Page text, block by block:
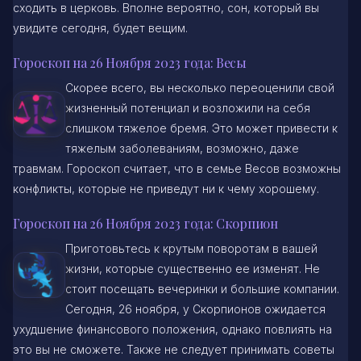
сходить в церковь. Вполне вероятно, сон, который вы
увидите сегодня, будет вещим.
Гороскоп на 26 Ноября 2023 года: Весы
Скорее всего, вы несколько переоценили свой
жизненный потенциал и возложили на себя
слишком тяжелое бремя. Это может привести к
тяжелым заболеваниям, возможно, даже
травмам. Гороскоп считает, что в семье Весов возможны
конфликты, которые не приведут ни к чему хорошему.
Гороскоп на 26 Ноября 2023 года: Скорпион
Приготовьтесь к крутым поворотам в вашей
жизни, которые существенно ее изменят. Не
стоит посещать вечеринки и большие компании.
Сегодня, 26 ноября, у Скорпионов ожидается
ухудшение финансового положения, однако повлиять на
это вы не сможете. Также не следует принимать советы